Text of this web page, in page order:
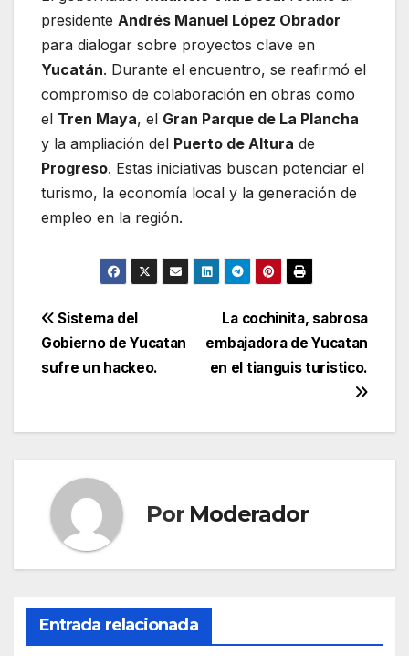
presidente Andrés Manuel López Obrador
para dialogar sobre proyectos clave en
Yucatán. Durante el encuentro, se reafirmó el
compromiso de colaboración en obras como
el Tren Maya, el Gran Parque de La Plancha
y la ampliación del Puerto de Altura de
Progreso. Estas iniciativas buscan potenciar el
turismo, la economía local y la generación de
empleo en la región.
Navegación
de
La cochinita, sabrosa
embajadora de Yucatan
en el tianguis turistico.
Sistema del
Gobierno de Yucatan
sufre un hackeo.
Por Moderador
Entrada relacionada